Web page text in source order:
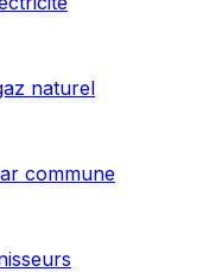
naturel
commune